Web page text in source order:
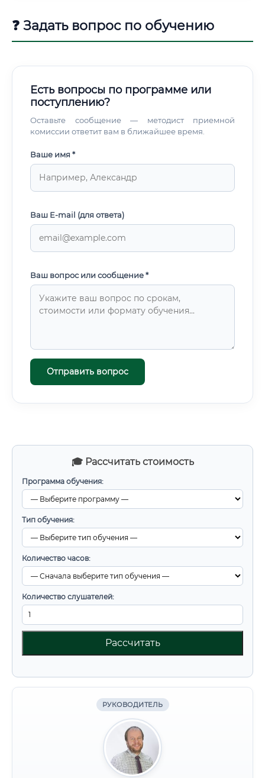
🎓 Рассчитать стоимость
Программа обучения:
Тип обучения:
Количество часов:
Количество слушателей:
Рассчитать
РУКОВОДИТЕЛЬ
❓ Задать вопрос по обучению
Есть вопросы по программе или
поступлению?
Оставьте сообщение — методист приемной
комиссии ответит вам в ближайшее время.
Ваше имя *
Ваш E-mail (для ответа)
Ваш вопрос или сообщение *
Отправить вопрос